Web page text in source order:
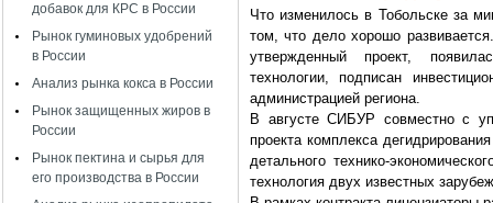
добавок для КРС в России
Рынок гуминовых удобрений
в России
Анализ рынка кокса в России
Рынок защищенных жиров в
России
Рынок пектина и сырья для
его производства в России
Что изменилось в Тобольске за
том, что дело хорошо
утвержденный проект,
технологии, подписан
администрацией региона.
В августе СИБУР совместно с
проекта комплекса
детального технико-
технология двух известных